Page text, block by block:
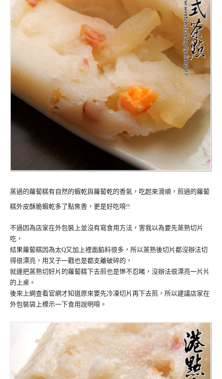
蒸過的蘿蔔糕有自然的蝦乾與蘿蔔乾的香氣，吃起來滑順，煎過的蘿蔔
糕外皮酥脆蝦乾多了點焦香，更是好吃唷!!
不過因為店家在外包裝上並沒有寫食用方法，害我以為要先蒸熟切片
吃，
結果蘿蔔糕因為太Q又加上裡面餡料很多，所以蒸熟後切片都沒辦法切
得很漂亮，用叉子一戳也是都支離破碎的，
就連把蒸熟切好片的蘿蔔糕下去煎也是慘不忍睹，沒辦法很漂亮一片片
的上桌。
後來上網查看官網才知道原來要先冷凍切片再下去煎，所以建議店家在
外包裝袋上標示一下食用說明唷。